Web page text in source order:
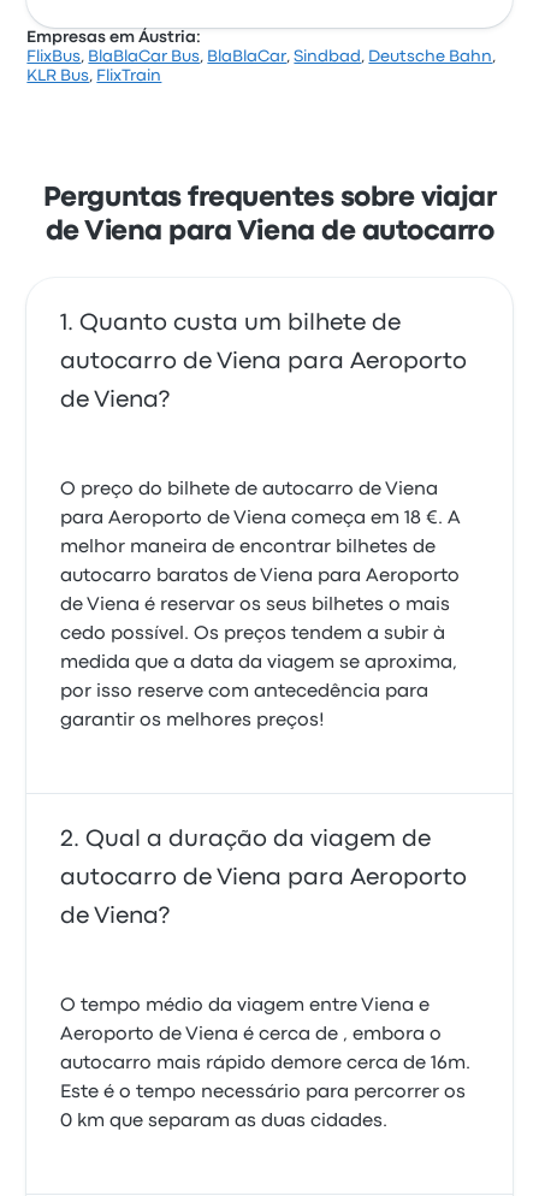
Empresas em Áustria:
FlixBus, BlaBlaCar Bus, BlaBlaCar,Sindbad , Deutsche Bahn,
KLR Bus, FlixTrain
Perguntas frequentes sobre viajar
de Viena para Viena de autocarro
Quanto custa um bilhete de
autocarro de Viena para Aeroporto
de Viena?
O preço do bilhete de autocarro de Viena
para Aeroporto de Viena começa em 18 €. A
melhor maneira de encontrar bilhetes de
autocarro baratos de Viena para Aeroporto
de Viena é reservar os seus bilhetes o mais
cedo possível. Os preços tendem a subir à
medida que a data da viagem se aproxima,
por isso reserve com antecedência para
garantir os melhores preços!
Qual a duração da viagem de
autocarro de Viena para Aeroporto
de Viena?
O tempo médio da viagem entre Viena e
Aeroporto de Viena é cerca de , embora o
autocarro mais rápido demore cerca de 16m.
Este é o tempo necessário para percorrer os
0 km que separam as duas cidades.